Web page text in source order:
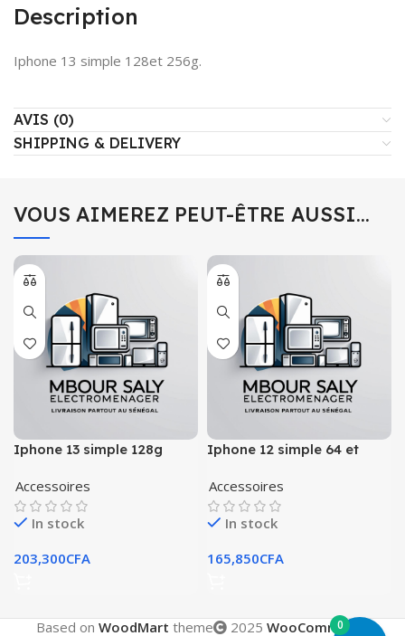
Description
Iphone 13 simple 128et 256g.
AVIS (0)
SHIPPING & DELIVERY
VOUS AIMEREZ PEUT-ÊTRE AUSSI…
Iphone 13 simple 128g
Accessoires
In stock
203,300CFA
Iphone 12 simple 64 et
Accessoires
In stock
165,850CFA
Based on WoodMart theme 2025 WooCommerce
0